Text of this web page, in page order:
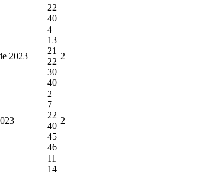
22
40
2023
4
13
21
22
30
40
2
2
7
22
40
45
46
2
11
14